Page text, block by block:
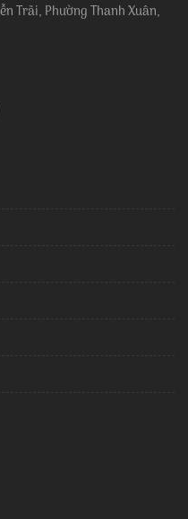
Trãi, Phường Thanh Xuân,